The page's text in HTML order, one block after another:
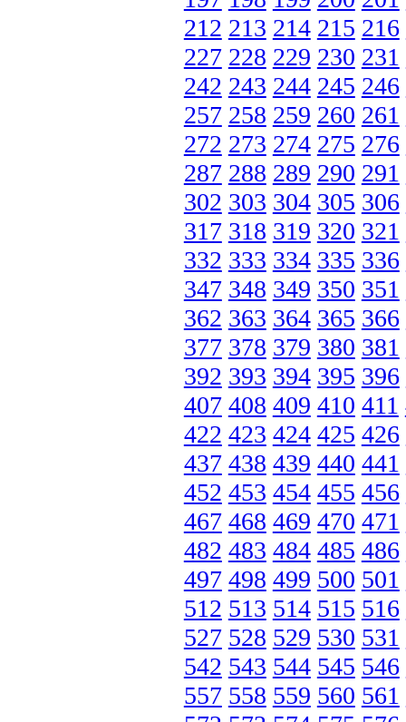
212 213 214 215 216
227 228 229 230 231
242 243 244 245 246
257 258 259 260 261
272 273 274 275 276
287 288 289 290 291
302 303 304 305 306
317 318 319 320 321
332 333 334 335 336
347 348 349 350 351
362 363 364 365 366
377 378 379 380 381
392 393 394 395 396
407 408 409 410 411
422 423 424 425 426
437 438 439 440 441
452 453 454 455 456
467 468 469 470 471
482 483 484 485 486
497 498 499 500 501
512 513 514 515 516
527 528 529 530 531
542 543 544 545 546
557 558 559 560 561